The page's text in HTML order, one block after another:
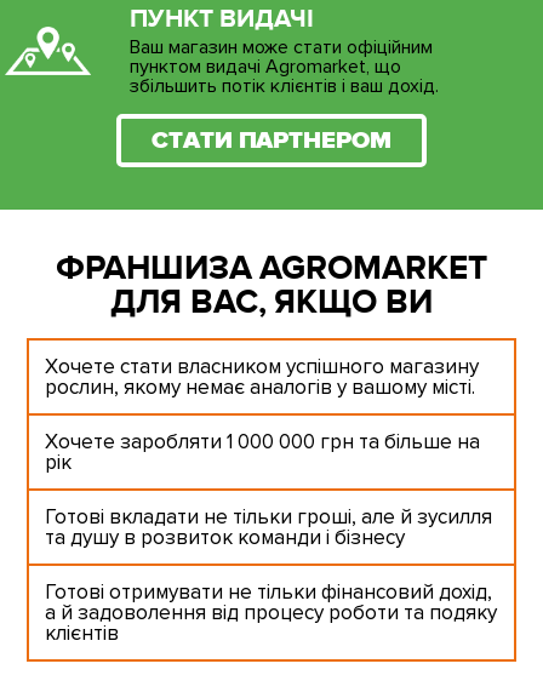
ПУНКТ ВИДАЧІ
Ваш магазин може стати офіційним
пунктом видачі Agromarket, що
збільшить потік клієнтів і ваш дохід.
СТАТИ ПАРТНЕРОМ
ФРАНШИЗА AGROMARKET
ДЛЯ ВАС, ЯКЩО ВИ
Хочете стати власником успішного магазину
рослин, якому немає аналогів у вашому місті.
Хочете заробляти1 000 000 грн та більше на
рік
Готові вкладати не тільки гроші, але й зусилля
та душу в розвиток команди і бізнесу
Готові отримувати не тільки фінансовий дохід,
а й задоволення від процесу роботи та подяку
клієнтів